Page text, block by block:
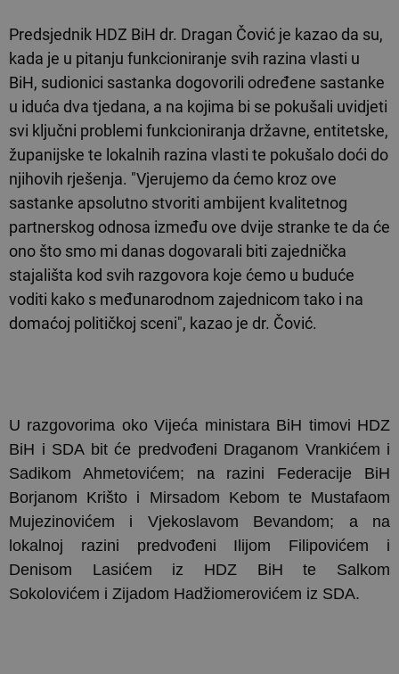
Predsjednik HDZ BiH dr. Dragan Čović je kazao da su,
kada je u pitanju funkcioniranje svih razina vlasti u
BiH, sudionici sastanka dogovorili određene sastanke
u iduća dva tjedana, a na kojima bi se pokušali uvidjeti
svi ključni problemi funkcioniranja državne, entitetske,
županijske te lokalnih razina vlasti te pokušalo doći do
njihovih rješenja. "Vjerujemo da ćemo kroz ove
sastanke apsolutno stvoriti ambijent kvalitetnog
partnerskog odnosa između ove dvije stranke te da će
ono što smo mi danas dogovarali biti zajednička
stajališta kod svih razgovora koje ćemo u buduće
voditi kako s međunarodnom zajednicom tako i na
domaćoj političkoj sceni", kazao je dr. Čović.
U razgovorima oko Vijeća ministara BiH timovi HDZ
BiH i SDA bit će predvođeni Draganom Vrankićem i
Sadikom Ahmetovićem; na razini Federacije BiH
Borjanom Krišto i Mirsadom Kebom te Mustafaom
Mujezinovićem i Vjekoslavom Bevandom; a na
lokalnoj razini predvođeni Ilijom Filipovićem i
Denisom Lasićem iz HDZ BiH te Salkom
Sokolovićem i Zijadom Hadžiomerovićem iz SDA.